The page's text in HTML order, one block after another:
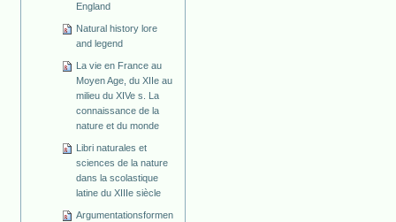
England
Natural history lore
and legend
La vie en France au
Moyen Age, du XIIe au
milieu du XIVe s. La
connaissance de la
nature et du monde
Libri naturales et
sciences de la nature
dans la scolastique
latine du XIIIe siècle
Argumentationsformen